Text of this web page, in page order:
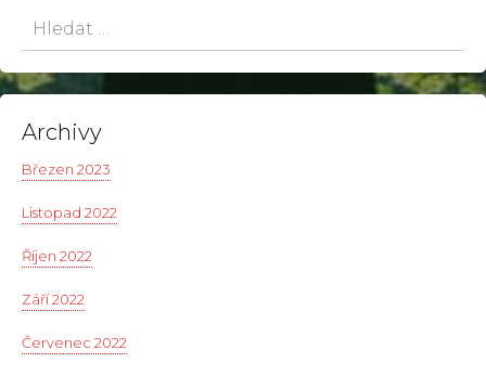
Archivy
Březen 2023
Listopad 2022
Říjen 2022
Září 2022
Červenec 2022